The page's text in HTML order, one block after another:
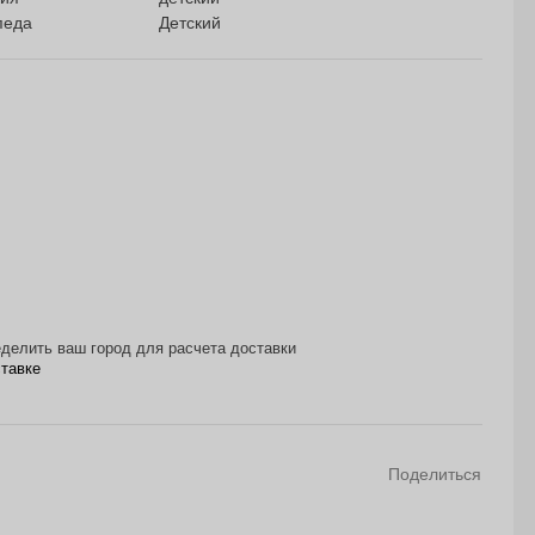
Детский
ваш город для расчета доставки
Поделиться